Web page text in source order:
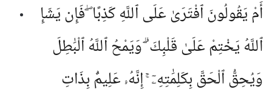
أَمْ يَقُولُونَ ٱفْتَرَىٰ عَلَى ٱللَّهِ كَذِبًا ۖ فَإِن يَشَإِ
ٱللَّهُ يَخْتِمْ عَلَىٰ قَلْبِكَ ۗ وَيَمْحُ ٱللَّهُ ٱلْبَٰطِلَ
وَيُحِقُّ ٱلْحَقَّ بِكَلِمَٰتِهِۦٓ ۚ إِنَّهُۥ عَلِيمٌۢ بِذَاتِ